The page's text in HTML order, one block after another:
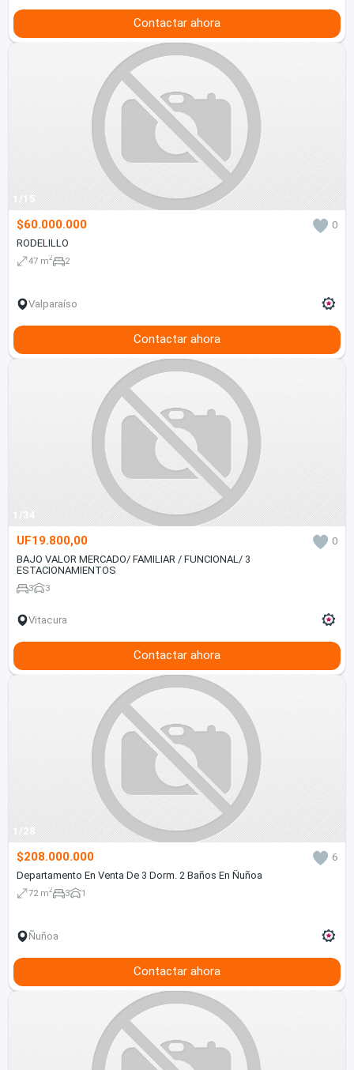
Contactar ahora
1/15
$60.000.000
0
RODELILLO
47 m2 2
Valparaíso
Contactar ahora
1/34
UF19.800,00
0
BAJO VALOR MERCADO/ FAMILIAR / FUNCIONAL/ 3
ESTACIONAMIENTOS
3 3
Vitacura
Contactar ahora
1/28
$208.000.000
6
Departamento En Venta De 3 Dorm. 2 Baños En Ñuñoa
72 m2 3 1
Ñuñoa
Contactar ahora